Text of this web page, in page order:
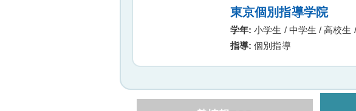
東京個別指導学院
学年: 小学生 / 中学生 / 高校生
指導: 個別指導